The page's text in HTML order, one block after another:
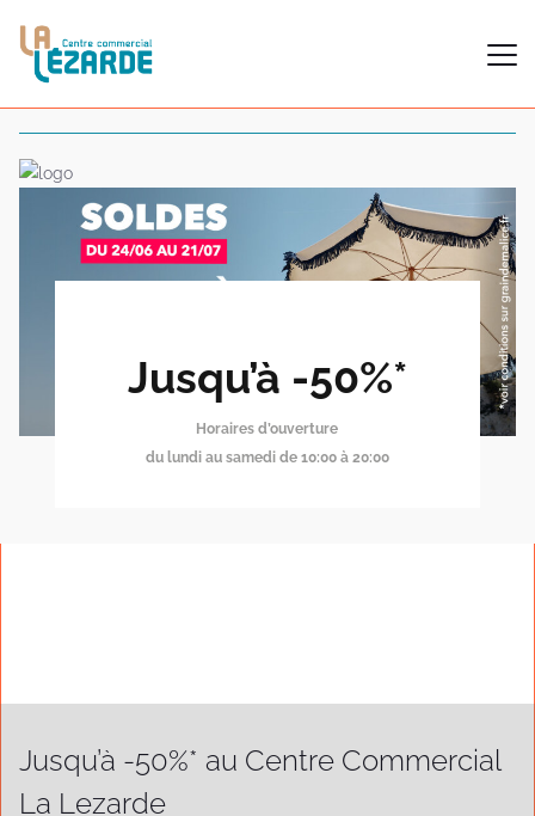
Jusqu’à -50%*
Horaires d’ouverture
du lundi au samedi de 10:00 à 20:00
Jusqu’à -50%* au Centre Commercial
La Lezarde